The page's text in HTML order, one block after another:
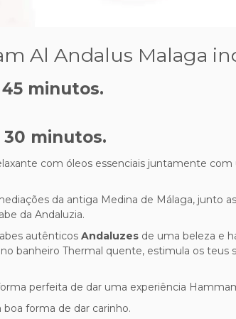
Al Andalus Malaga
minutos.
minutos.
com óleos essenciais juntamente
da antiga Medina de Málaga, junto
da Andaluzia.
autênticos Andaluzes de uma beleza e
banheiro Thermal quente, estimula os teus
perfeita de dar uma experiência
boa forma de dar carinho.